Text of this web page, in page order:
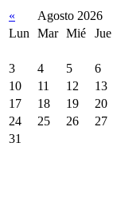
« Agosto 2026
Lun
Mar Mié Jue
3
4 5 6
10
11 12 13
17
18 19 20
24
25 26 27
31